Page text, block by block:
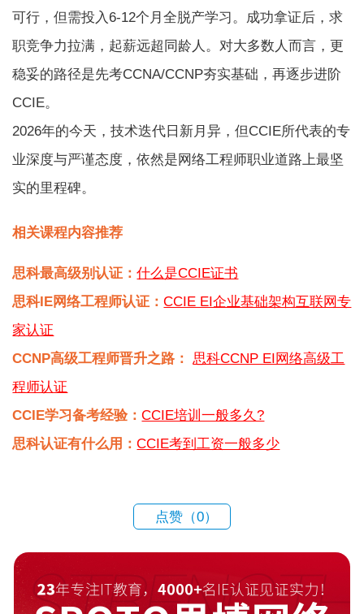
可行，但需投入6-12个月全脱产学习。成功拿证后，求
职竞争力拉满，起薪远超同龄人。对大多数人而言，更
稳妥的路径是先考CCNA/CCNP夯实基础，再逐步进阶
CCIE。
2026年的今天，技术迭代日新月异，但CCIE所代表的专
业深度与严谨态度，依然是网络工程师职业道路上最坚
实的里程碑。
相关课程内容推荐
思科最高级别认证：什么是CCIE证书
思科IE网络工程师认证：CCIE EI企业基础架构互联网专
家认证
CCNP高级工程师晋升之路：
思科CCNP EI网络高级工
程师认证
CCIE学习备考经验：CCIE培训一般多久?
思科认证有什么用：CCIE考到工资一般多少
点赞（0）